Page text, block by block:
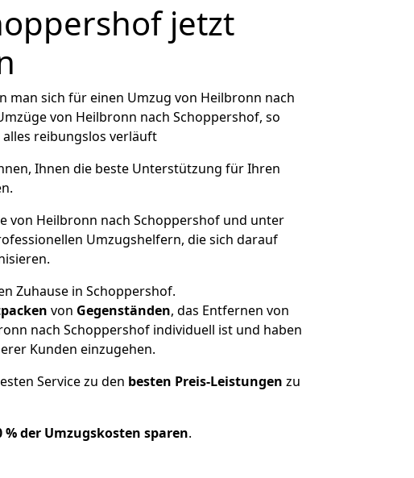
jetzt
man sich für einen Umzug von Heilbronn nach
von Heilbronn nach Schoppershof, so
alles reibungslos verläuft
Ihnen die beste Unterstützung für Ihren
von Heilbronn nach Schoppershof und unter
Umzugshelfern, die sich darauf
Zuhause in Schoppershof.
von Gegenständen, das Entfernen von
nach Schoppershof individuell ist und haben
Kunden einzugehen.
Service zu den besten Preis-Leistungen zu
% der Umzugskosten sparen.